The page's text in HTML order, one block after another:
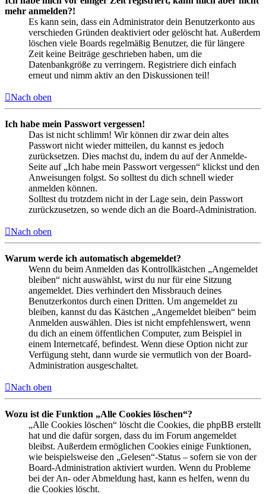
mehr anmelden?!
Es kann sein, dass ein Administrator dein Benutzerkonto aus
verschieden Gründen deaktiviert oder gelöscht hat. Außerdem
löschen viele Boards regelmäßig Benutzer, die für längere
Zeit keine Beiträge geschrieben haben, um die
Datenbankgröße zu verringern. Registriere dich einfach
erneut und nimm aktiv an den Diskussionen teil!
Nach oben
Ich habe mein Passwort vergessen!
Das ist nicht schlimm! Wir können dir zwar dein altes
Passwort nicht wieder mitteilen, du kannst es jedoch
zurücksetzen. Dies machst du, indem du auf der Anmelde-
Seite auf „Ich habe mein Passwort vergessen“ klickst und den
Anweisungen folgst. So solltest du dich schnell wieder
anmelden können.
Solltest du trotzdem nicht in der Lage sein, dein Passwort
zurückzusetzen, so wende dich an die Board-Administration.
Nach oben
Warum werde ich automatisch abgemeldet?
Wenn du beim Anmelden das Kontrollkästchen „Angemeldet
bleiben“ nicht auswählst, wirst du nur für eine Sitzung
angemeldet. Dies verhindert den Missbrauch deines
Benutzerkontos durch einen Dritten. Um angemeldet zu
bleiben, kannst du das Kästchen „Angemeldet bleiben“ beim
Anmelden auswählen. Dies ist nicht empfehlenswert, wenn
du dich an einem öffentlichen Computer, zum Beispiel in
einem Internetcafé, befindest. Wenn diese Option nicht zur
Verfügung steht, dann wurde sie vermutlich von der Board-
Administration ausgeschaltet.
Nach oben
Wozu ist die Funktion „Alle Cookies löschen“?
„Alle Cookies löschen“ löscht die Cookies, die phpBB erstellt
hat und die dafür sorgen, dass du im Forum angemeldet
bleibst. Außerdem ermöglichen Cookies einige Funktionen,
wie beispielsweise den „Gelesen“-Status – sofern sie von der
Board-Administration aktiviert wurden. Wenn du Probleme
bei der An- oder Abmeldung hast, kann es helfen, wenn du
die Cookies löscht.